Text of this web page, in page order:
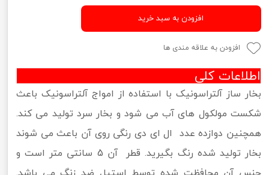
افزودن به سبد خرید
افزودن به علاقه مندی ها
اطلاعات کلی
بخار ساز آلتراسونیک با استفاده از امواج آلتراسونیک باعث
شکست مولکول های آب می شود و بخار سرد تولید می کند.
همچنین دوازده عدد ال ای دی رنگی روی آن باعث می شوند
بخار تولید شده رنگ بگیرید. قطر آن 5 سانتی متر است و